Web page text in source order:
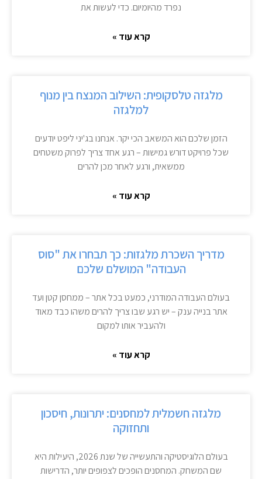
נפרד מהיומיום. כדי לעשות את
קרא עוד »
מלגזה טלסקופית: השילוב המנצח בין מנוף
למלגזה
הזמן שלכם הוא המשאב הכי יקר. אנחנו בג'יני ליפט יודעים
שכל פרויקט דורש גמישות – רגע אחד צריך לפרוק משטחים
ממשאית, ורגע לאחר מכן להרים
קרא עוד »
מדריך השכרת מלגזות: כך תבחרו את "סוס
העבודה" המושלם שלכם
בעולם העבודה המודרני, כמעט בכל אתר – ממחסן קטן ועד
אתר בנייה ענק – יש רגע שבו צריך להרים משהו כבד מאוד
ולהעביר אותו למקום
קרא עוד »
מלגזה חשמלית למחסנים: יתרונות, חיסכון
ותחזוקה
בעולם הלוגיסטיקה והתעשייה של שנת 2026, היעילות היא
שם המשחק. המחסנים הופכים לצפופים יותר, הדרישות